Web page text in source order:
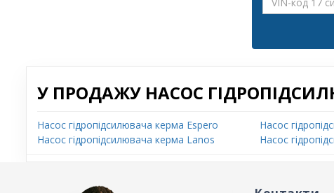
У ПРОДАЖУ НАСОС
Насос гідропідсилювача керма Espero
Насос гідропідсилювача керма Lanos
Насос
Насос